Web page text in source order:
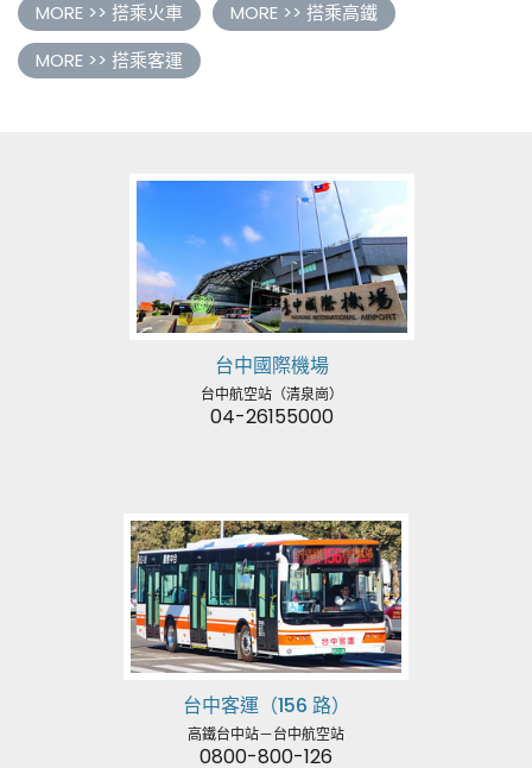
MORE >> 搭乘火車
MORE >> 搭乘高鐵
MORE >> 搭乘客運
台中國際機場
台中航空站（清泉崗）
04-26155000
台中客運（156 路）
高鐵台中站－台中航空站
0800-800-126